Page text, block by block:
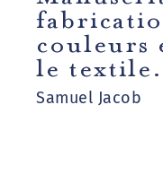
couleurs
le
Samuel Jacob